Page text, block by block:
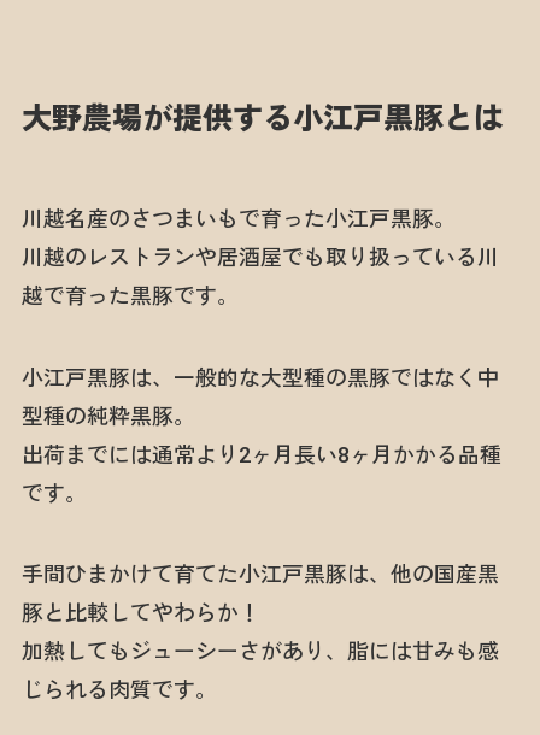
大野農場が提供する小江戸黒豚とは
川越名産のさつまいもで育った小江戸黒豚。
川越のレストランや居酒屋でも取り扱っている川
越で育った黒豚です。
小江戸黒豚は、一般的な大型種の黒豚ではなく中
型種の純粋黒豚。
出荷までには通常より2ヶ月長い8ヶ月かかる品種
です。
手間ひまかけて育てた小江戸黒豚は、他の国産黒
豚と比較してやわらか！
加熱してもジューシーさがあり、脂には甘みも感
じられる肉質です。